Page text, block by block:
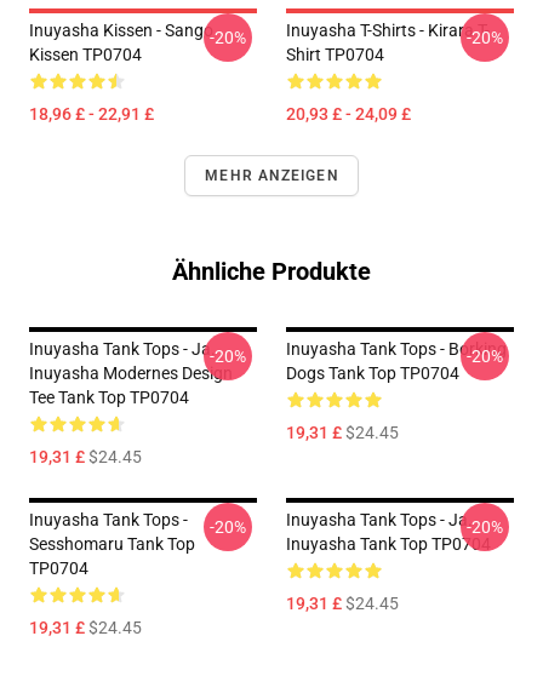
Inuyasha Kissen - Sango
Kissen TP0704
18,96 £ - 22,91 £
-20%
Inuyasha T-Shirts - Kirara T-
Shirt TP0704
20,93 £ - 24,09 £
-20%
MEHR ANZEIGEN
Ähnliche Produkte
Inuyasha Tank Tops - Ja.
Inuyasha Modernes Design
Tee Tank Top TP0704
19,31 £$24.45
-20%
Inuyasha Tank Tops - Borking
Dogs Tank Top TP0704
19,31 £$24.45
-20%
Inuyasha Tank Tops -
Sesshomaru Tank Top
TP0704
19,31 £$24.45
-20%
Inuyasha Tank Tops - Ja.
Inuyasha Tank Top TP0704
19,31 £$24.45
-20%